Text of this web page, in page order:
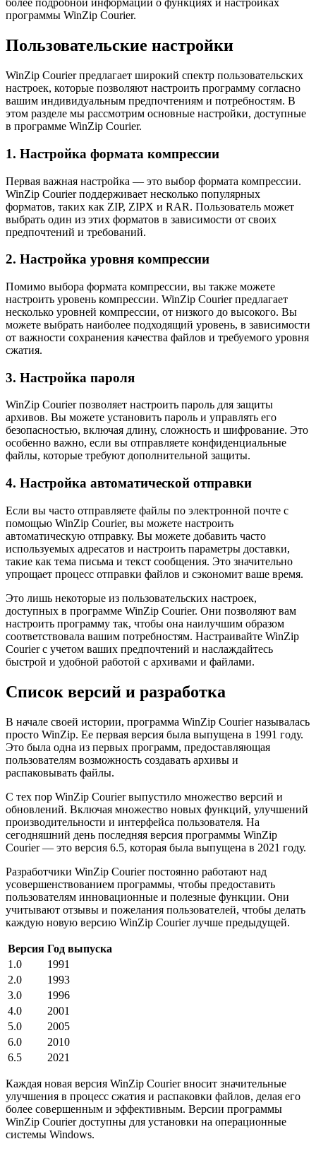
более подробной информации о функциях и настройках
программы WinZip Courier.
Пользовательские настройки
WinZip Courier предлагает широкий спектр пользовательских
настроек, которые позволяют настроить программу согласно
вашим индивидуальным предпочтениям и потребностям. В
этом разделе мы рассмотрим основные настройки, доступные
в программе WinZip Courier.
1. Настройка формата компрессии
Первая важная настройка — это выбор формата компрессии.
WinZip Courier поддерживает несколько популярных
форматов, таких как ZIP, ZIPX и RAR. Пользователь может
выбрать один из этих форматов в зависимости от своих
предпочтений и требований.
2. Настройка уровня компрессии
Помимо выбора формата компрессии, вы также можете
настроить уровень компрессии. WinZip Courier предлагает
несколько уровней компрессии, от низкого до высокого. Вы
можете выбрать наиболее подходящий уровень, в зависимости
от важности сохранения качества файлов и требуемого уровня
сжатия.
3. Настройка пароля
WinZip Courier позволяет настроить пароль для защиты
архивов. Вы можете установить пароль и управлять его
безопасностью, включая длину, сложность и шифрование. Это
особенно важно, если вы отправляете конфиденциальные
файлы, которые требуют дополнительной защиты.
4. Настройка автоматической отправки
Если вы часто отправляете файлы по электронной почте с
помощью WinZip Courier, вы можете настроить
автоматическую отправку. Вы можете добавить часто
используемых адресатов и настроить параметры доставки,
такие как тема письма и текст сообщения. Это значительно
упрощает процесс отправки файлов и сэкономит ваше время.
Это лишь некоторые из пользовательских настроек,
доступных в программе WinZip Courier. Они позволяют вам
настроить программу так, чтобы она наилучшим образом
соответствовала вашим потребностям. Настраивайте WinZip
Courier с учетом ваших предпочтений и наслаждайтесь
быстрой и удобной работой с архивами и файлами.
Список версий и разработка
В начале своей истории, программа WinZip Courier называлась
просто WinZip. Ее первая версия была выпущена в 1991 году.
Это была одна из первых программ, предоставляющая
пользователям возможность создавать архивы и
распаковывать файлы.
С тех пор WinZip Courier выпустило множество версий и
обновлений. Включая множество новых функций, улучшений
производительности и интерфейса пользователя. На
сегодняшний день последняя версия программы WinZip
Courier — это версия 6.5, которая была выпущена в 2021 году.
Разработчики WinZip Courier постоянно работают над
усовершенствованием программы, чтобы предоставить
пользователям инновационные и полезные функции. Они
учитывают отзывы и пожелания пользователей, чтобы делать
каждую новую версию WinZip Courier лучше предыдущей.
Версия Год выпуска
1.0
1991
2.0
1993
3.0
1996
4.0
2001
5.0
2005
6.0
2010
6.5
2021
Каждая новая версия WinZip Courier вносит значительные
улучшения в процесс сжатия и распаковки файлов, делая его
более совершенным и эффективным. Версии программы
WinZip Courier доступны для установки на операционные
системы Windows.